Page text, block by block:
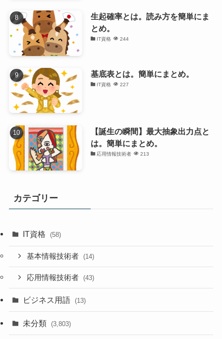
生起確率とは。読み方を簡単にま
とめ。
IT資格 244
基底表とは。簡単にまとめ。
IT資格 227
【誕生の瞬間】最大抽象出力点と
は。簡単にまとめ。
応用情報技術者 213
カテゴリー
IT資格 (58)
基本情報技術者 (14)
応用情報技術者 (43)
ビジネス用語 (13)
未分類 (3,803)